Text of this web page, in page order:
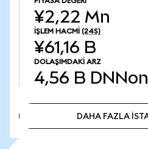
¥2,22 Mn
İŞLEM HACMI (24S)
¥61,16 B
DOLAŞIMDAKI ARZ
4,56 B DNNon
DAHA FAZLA